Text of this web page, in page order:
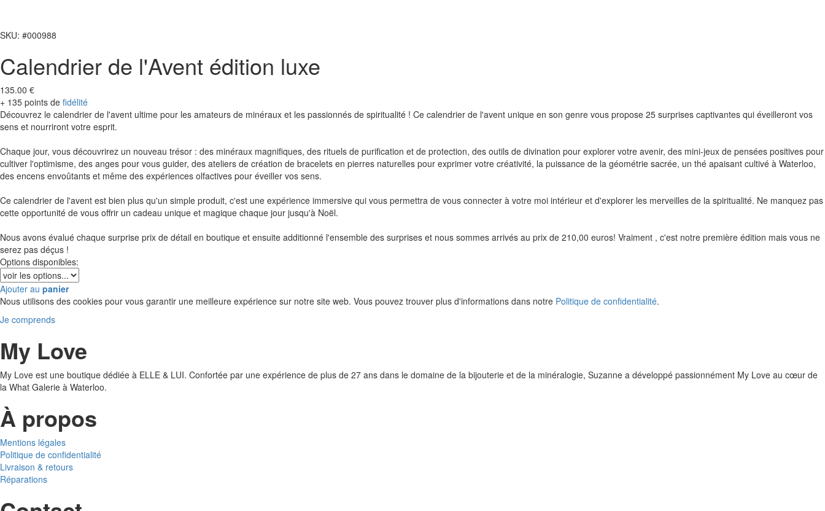
SKU: #000988
Calendrier de l'Avent édition luxe
135.00 €
+ 135 points de fidélité
Découvrez le calendrier de l'avent ultime pour les amateurs de minéraux et les passionnés de spiritualité ! Ce calendrier de l'avent unique en son genre vous propose 25 surprises captivantes qui éveilleront vos
sens et nourriront votre esprit.
Chaque jour, vous découvrirez un nouveau trésor : des minéraux magnifiques, des rituels de purification et de protection, des outils de divination pour explorer votre avenir, des mini-jeux de pensées positives pour
cultiver l'optimisme, des anges pour vous guider, des ateliers de création de bracelets en pierres naturelles pour exprimer votre créativité, la puissance de la géométrie sacrée, un thé apaisant cultivé à Waterloo,
des encens envoûtants et même des expériences olfactives pour éveiller vos sens.
Ce calendrier de l'avent est bien plus qu'un simple produit, c'est une expérience immersive qui vous permettra de vous connecter à votre moi intérieur et d'explorer les merveilles de la spiritualité. Ne manquez pas
cette opportunité de vous offrir un cadeau unique et magique chaque jour jusqu'à Noël.
Nous avons évalué chaque surprise prix de détail en boutique et ensuite additionné l'ensemble des surprises et nous sommes arrivés au prix de 210,00 euros! Vraiment , c'est notre première édition mais vous ne
serez pas déçus !
Options disponibles:
Ajouter au panier
Nous utilisons des cookies pour vous garantir une meilleure expérience sur notre site web. Vous pouvez trouver plus d'informations dans notre Politique de confidentialité.
Je comprends
My Love
My Love est une boutique dédiée à ELLE & LUI. Confortée par une expérience de plus de 27 ans dans le domaine de la bijouterie et de la minéralogie, Suzanne a développé passionnément My Love au cœur de
la What Galerie à Waterloo.
À propos
Mentions légales
Politique de confidentialité
Livraison & retours
Réparations